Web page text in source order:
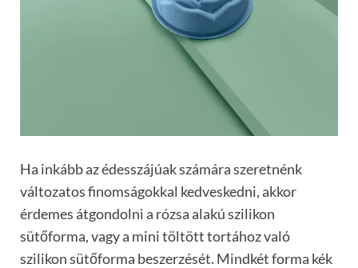
Ha inkább az édesszájúak számára szeretnénk
változatos finomságokkal kedveskedni, akkor
érdemes átgondolni a rózsa alakú szilikon
sütőforma, vagy a mini töltött tortához való
szilikon sütőforma beszerzését. Mindkét forma kék